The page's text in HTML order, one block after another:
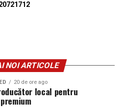
NOI ARTICOLE
20 de ore ago
local pentru